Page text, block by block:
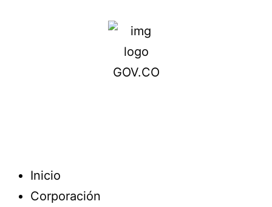
Inicio
Corporación